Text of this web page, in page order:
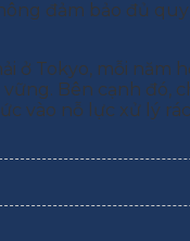
đảm bảo đủ
ở Tokyo, mỗi
Bên cạnh đó,
vào nỗ lực xử lý